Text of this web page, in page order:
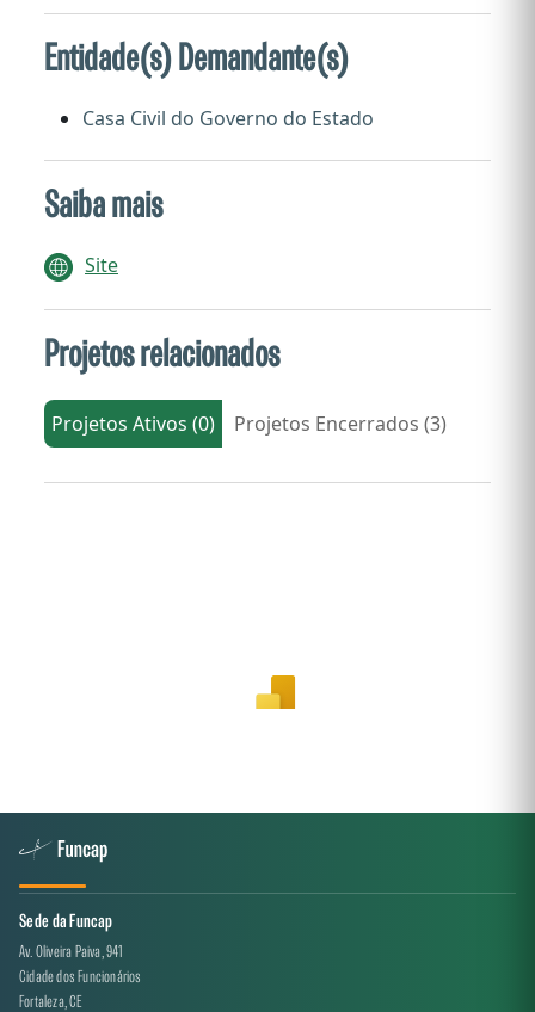
Entidade(s) Demandante(s)
Casa Civil do Governo do Estado
Saiba mais
Site
Projetos relacionados
Projetos Ativos (0) Projetos Encerrados (3)
Sede da Funcap
Av. Oliveira Paiva, 941
Cidade dos Funcionários
Fortaleza, CE